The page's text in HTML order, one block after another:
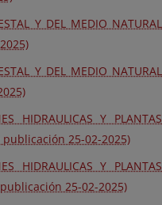
Y DEL MEDIO NATURAL
Y DEL MEDIO NATURAL
HIDRAULICAS Y PLANTAS
publicación 25-02-2025)
HIDRAULICAS Y PLANTAS
publicación 25-02-2025)